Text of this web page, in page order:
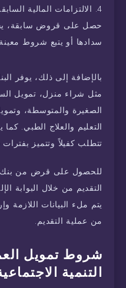
الالتزامات المالية
حصل على قروض سابقة،
سدادها أو يتبع شروط معينة
بالإضافة إلى ذلك، يوفر
مثل شراء منزل، تمويل
الصغيرة والمتوسطة،
التعليم والعلاج الطبي.
تتطلب كفيلاً وتتميز
للحصول على قرض من بنك
التقديم من خلال البوابة
يتم ملء البيانات اللازمة
من عملية التقديم.
شروط تمويل
التنمية